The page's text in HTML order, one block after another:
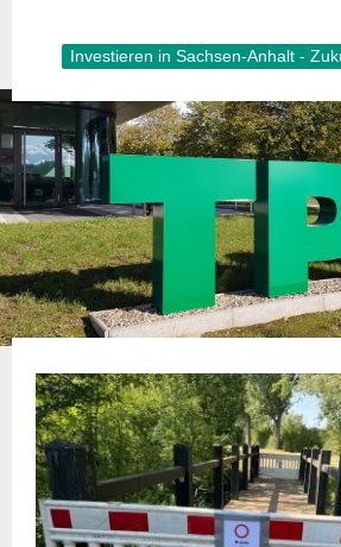
Investieren in Sachsen-Anhalt -